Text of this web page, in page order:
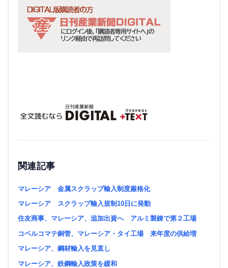
関連記事
マレーシア 金属スクラップ輸入制度厳格化
マレーシア スクラップ輸入規制10日に発動
住友商事、マレーシア、追加出資へ アルミ製錬で第２工場
コベルコマテ銅管、マレーシア・タイ工場 来年度の供給増
マレーシア、鋼材輸入を見直し
マレーシア、鉄鋼輸入政策を緩和